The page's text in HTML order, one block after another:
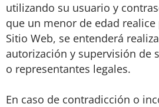
utilizando su usuario y
que un menor de edad
Sitio Web, se entenderá
autorización y supervisión de
o representantes legales.
En caso de contradicción o